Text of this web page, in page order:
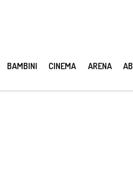
BAMBINI CINEMA ARENA